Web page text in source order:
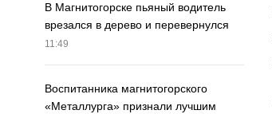
В Магнитогорске пьяный водитель
врезался в дерево и перевернулся
11:49
Воспитанника магнитогорского
«Металлурга» признали лучшим